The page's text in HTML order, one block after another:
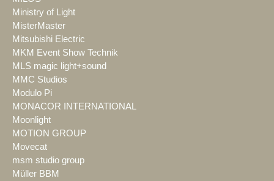
Ministry of Light
MisterMaster
Mitsubishi Electric
MKM Event Show Technik
MLS magic light+sound
MMC Studios
Modulo Pi
MONACOR INTERNATIONAL
Moonlight
MOTION GROUP
Movecat
msm studio group
Müller BBM